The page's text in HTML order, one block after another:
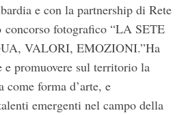
e con la partnership di Rete
concorso fotografico “LA SETE
VALORI, EMOZIONI.”Ha
promuovere sul territorio la
forma d’arte, e
emergenti nel campo della